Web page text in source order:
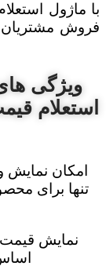
با ماژول
فروش مشتریان
ویژگی
استعلام
امکان
تنها برای
نمایش